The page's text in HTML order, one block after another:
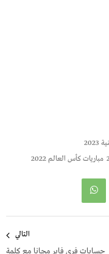
مباريات كأس العالم 2022
التالي
حسابات فري فاير مجانا مع كلمة